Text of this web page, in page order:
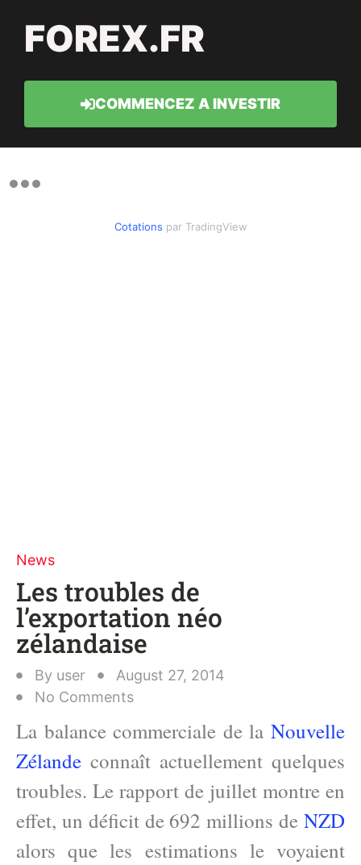
FOREX.FR
COMMENCEZ A INVESTIR
Cotations par TradingView
News
Les troubles de
l’exportation néo
zélandaise
By user
August 27, 2014
No Comments
La balance commerciale de la Nouvelle
Zélande connaît actuellement quelques
troubles. Le rapport de juillet montre en
effet, un déficit de 692 millions de NZD
alors que les estimations le voyaient